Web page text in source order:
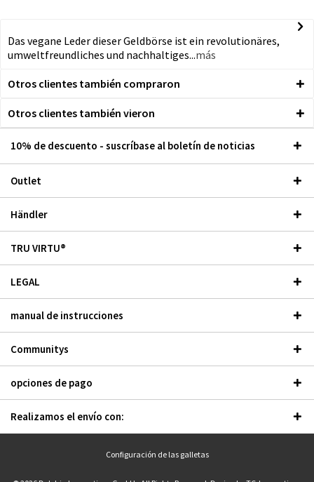
Das vegane Leder dieser Geldbörse ist ein revolutionäres,
umweltfreundliches und nachhaltiges...más
Otros clientes también compraron
Otros clientes también vieron
10% de descuento - suscríbase al boletín de noticias
Outlet
Händler
TRU VIRTU®
LEGAL
manual de instrucciones
Communitys
opciones de pago
Realizamos el envío con:
Configuración de las galletas